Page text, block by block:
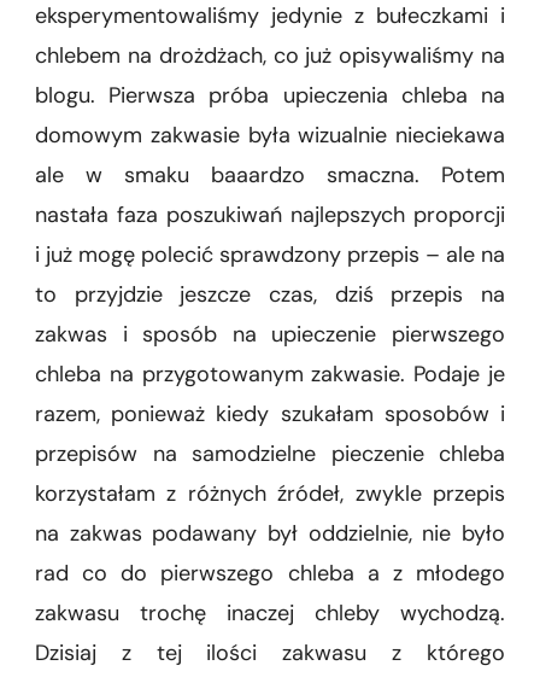
eksperymentowaliśmy jedynie z bułeczkami i
chlebem na drożdżach, co już opisywaliśmy na
blogu. Pierwsza próba upieczenia chleba na
domowym zakwasie była wizualnie nieciekawa
ale w smaku baaardzo smaczna. Potem
nastała faza poszukiwań najlepszych proporcji
i już mogę polecić sprawdzony przepis – ale na
to przyjdzie jeszcze czas, dziś przepis na
zakwas i sposób na upieczenie pierwszego
chleba na przygotowanym zakwasie. Podaje je
razem, ponieważ kiedy szukałam sposobów i
przepisów na samodzielne pieczenie chleba
korzystałam z różnych źródeł, zwykle przepis
na zakwas podawany był oddzielnie, nie było
rad co do pierwszego chleba a z młodego
zakwasu trochę inaczej chleby wychodzą.
Dzisiaj z tej ilości zakwasu z którego